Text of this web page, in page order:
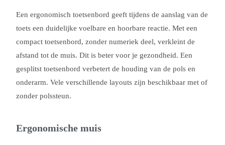
Een ergonomisch toetsenbord geeft tijdens de aanslag van de
toets een duidelijke voelbare en hoorbare reactie. Met een
compact toetsenbord, zonder numeriek deel, verkleint de
afstand tot de muis. Dit is beter voor je gezondheid. Een
gesplitst toetsenbord verbetert de houding van de pols en
onderarm. Vele verschillende layouts zijn beschikbaar met of
zonder polssteun.
Ergonomische muis